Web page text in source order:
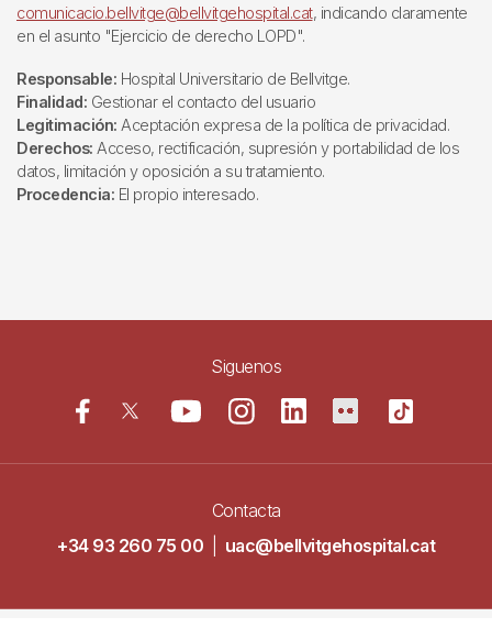
comunicacio.bellvitge@bellvitgehospital.cat, indicando claramente
en el asunto "Ejercicio de derecho LOPD".
Responsable: Hospital Universitario de Bellvitge.
Finalidad: Gestionar el contacto del usuario
Legitimación: Aceptación expresa de la política de privacidad.
Derechos: Acceso, rectificación, supresión y portabilidad de los
datos, limitación y oposición a su tratamiento.
Procedencia: El propio interesado.
Siguenos
Contacta
+34 93 260 75 00
uac@bellvitgehospital.cat